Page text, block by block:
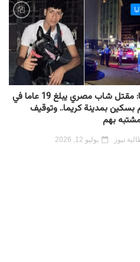
إيطاليا: مقتل شاب مصري يبلغ 19 عاما في
بمدينة كريما.. وتوقيف
مشتبه بهم
نيوز يوليو 12, 2026